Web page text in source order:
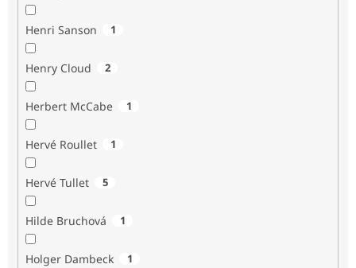
Henri Sanson 1
Henry Cloud 2
Herbert McCabe 1
Hervé Roullet 1
Hervé Tullet 5
Hilde Bruchová 1
Holger Dambeck 1